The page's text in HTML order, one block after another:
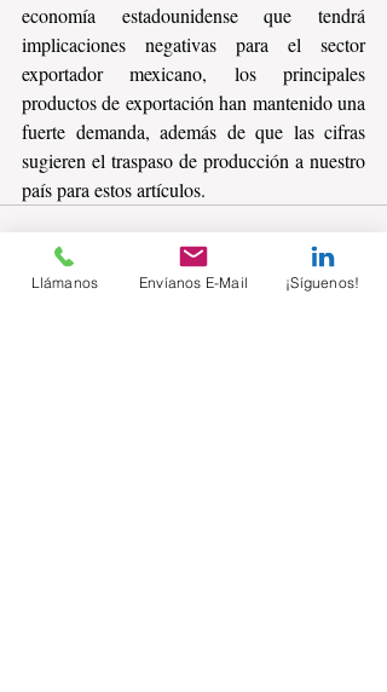
economía estadounidense que tendrá
implicaciones negativas para el sector
exportador mexicano, los principales
productos de exportación han mantenido una
fuerte demanda, además de que las cifras
sugieren el traspaso de producción a nuestro
país para estos artículos.
Llámanos Envíanos E-Mail ¡Síguenos!